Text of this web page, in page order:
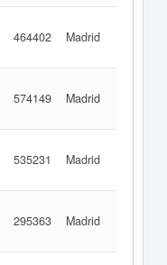
464402 Madrid
574149 Madrid
535231 Madrid
295363 Madrid